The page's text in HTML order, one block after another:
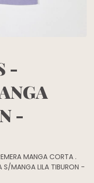
-
-
MANGA CORTA .
S/MANGA LILA TIBURON -